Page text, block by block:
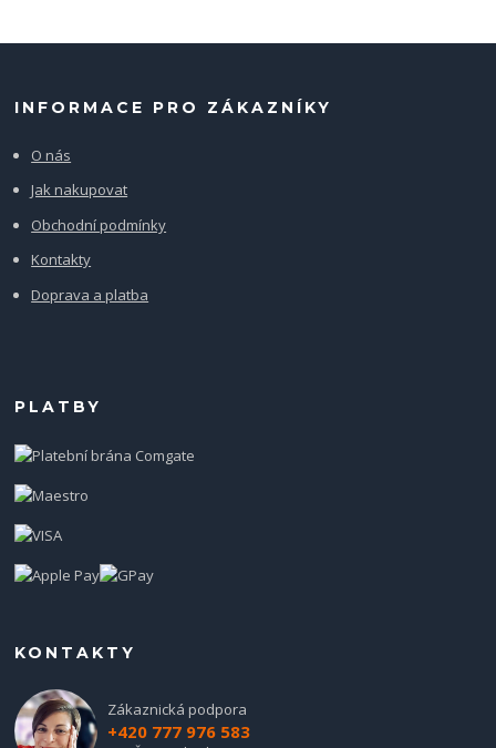
INFORMACE PRO ZÁKAZNÍKY
O nás
Jak nakupovat
Obchodní podmínky
Kontakty
Doprava a platba
PLATBY
KONTAKTY
Zákaznická podpora
+420 777 976 583